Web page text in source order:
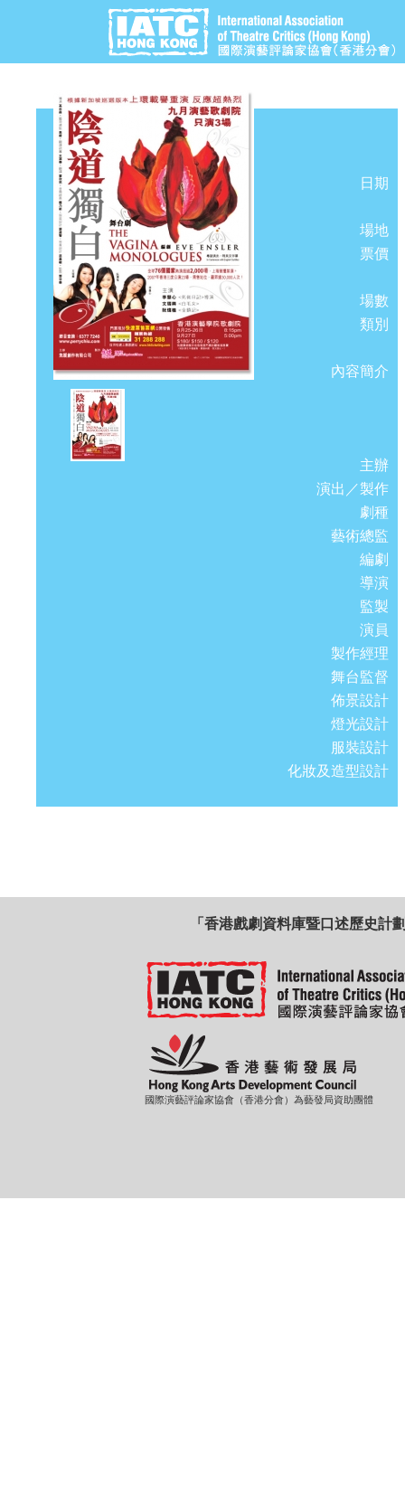
日期
場地
票價
場數
類別
內容簡介
主辦
演出／製作
劇種
藝術總監
編劇
導演
監製
演員
製作經理
舞台監督
佈景設計
燈光設計
服裝設計
化妝及造型設計
「香港戲劇資料庫暨口述歷史計
國際演藝評論家協會（香港分會）為藝發局資助團體